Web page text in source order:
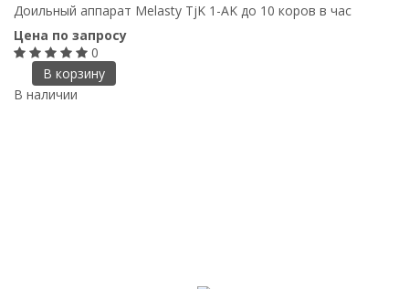
Доильный аппарат Melasty TjK 1-AK до 10 коров в час
Цена по запросу
0
В корзину
В наличии